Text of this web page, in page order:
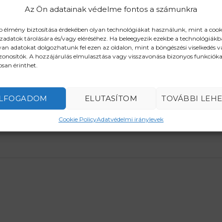
Az Ön adatainak védelme fontos a számunkra
élmény biztosítása érdekében olyan technológiákat használunk, mint a
tárolására és/vagy eléréséhez. Ha beleegyezik ezekbe a
adatokat dolgozhatunk fel ezen az oldalon, mint a böngészési viselkedés
A hozzájárulás elmulasztása vagy visszavonása bizonyos
érinthet.
ELUTASÍTOM TOVÁBBI
Cookie PolicyAdatvédelmi iránylevek
RENDELJE MEG